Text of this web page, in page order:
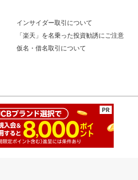
インサイダー取引について
「楽天」を名乗った投資勧誘にご注意
仮名・借名取引について